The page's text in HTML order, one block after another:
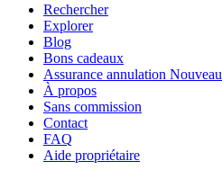
Rechercher
Explorer
Blog
Bons cadeaux
Assurance annulation Nouveau
À propos
Sans commission
Contact
FAQ
Aide propriétaire